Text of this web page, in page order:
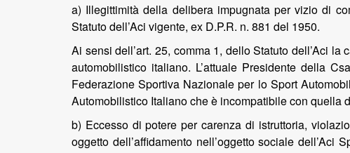
a) Illegittimità della delibera impugnata per vizio di
Statuto dell’Aci vigente, ex D.P.R. n. 881 del 1950.
Ai sensi dell’art. 25, comma 1, dello Statuto dell’Aci
automobilistico italiano. L’attuale Presidente della
Federazione Sportiva Nazionale per lo Sport
Automobilistico Italiano che è incompatibile con quella
b) Eccesso di potere per carenza di istruttoria,
oggetto dell’affidamento nell’oggetto sociale